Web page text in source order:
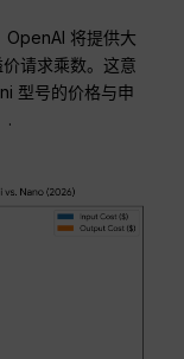
OpenAI 将提供大
请求乘数。这意
型号的价格与申
.